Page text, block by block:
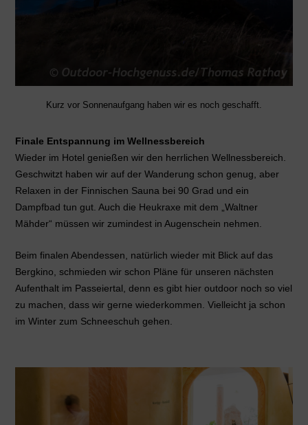
Kurz vor Sonnenaufgang haben wir es noch geschafft.
Finale Entspannung im Wellnessbereich
Wieder im Hotel genießen wir den herrlichen Wellnessbereich.
Geschwitzt haben wir auf der Wanderung schon genug, aber
Relaxen in der Finnischen Sauna bei 90 Grad und ein
Dampfbad tun gut. Auch die Heukraxe mit dem „Waltner
Mähder“ müssen wir zumindest in Augenschein nehmen.
Beim finalen Abendessen, natürlich wieder mit Blick auf das
Bergkino, schmieden wir schon Pläne für unseren nächsten
Aufenthalt im Passeiertal, denn es gibt hier outdoor noch so viel
zu machen, dass wir gerne wiederkommen. Vielleicht ja schon
im Winter zum Schneeschuh gehen.